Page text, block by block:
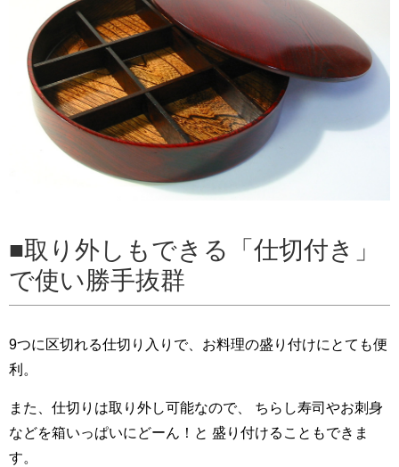
取り外しもできる「仕切付き」
で使い勝手抜群
9つに区切れる仕切り入りで、お料理の盛り付けにとても便
利。
また、仕切りは取り外し可能なので、 ちらし寿司やお刺身
などを箱いっぱいにどーん！と 盛り付けることもできま
す。